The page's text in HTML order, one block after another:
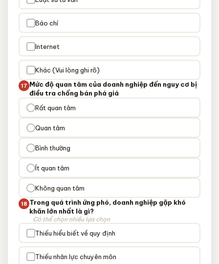
Báo chí
Internet
Khác (Vui lòng ghi rõ)
17 Mức độ quan tâm của doanh nghiệp đến nguy cơ bị
điều tra chống bán phá giá
Rất quan tâm
Quan tâm
Bình thường
Ít quan tâm
Không quan tâm
18 Trong quá trình ứng phó, doanh nghiệp gặp khó
khăn lớn nhất là gì?
Có thể chọn nhiều lựa chọn
Thiếu hiểu biết về quy định
Thiếu nhân lực chuyên môn